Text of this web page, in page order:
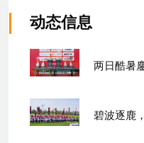
动态信息
两日酷暑
碧波逐鹿